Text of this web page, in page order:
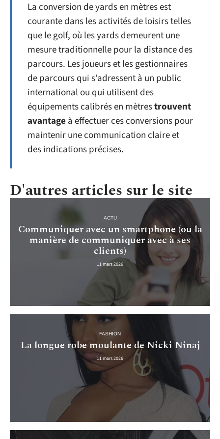
La conversion de yards en mètres est
courante dans les activités de loisirs telles
que le golf, où les yards demeurent une
mesure traditionnelle pour la distance des
parcours. Les joueurs et les gestionnaires
de parcours qui s’adressent à un public
international ou qui utilisent des
équipements calibrés en mètrestrouvent
avantage à effectuer ces conversions pour
maintenir une communication claire et
des indications précises.
D'autres articles sur le site
ACTU
Communiquer avec un smartphone (ou la
manière de communiquer avec à ses
clients)
11 mars 2026
FASHION
La longue robe moulante de Nicki Ninaj
11 mars 2026